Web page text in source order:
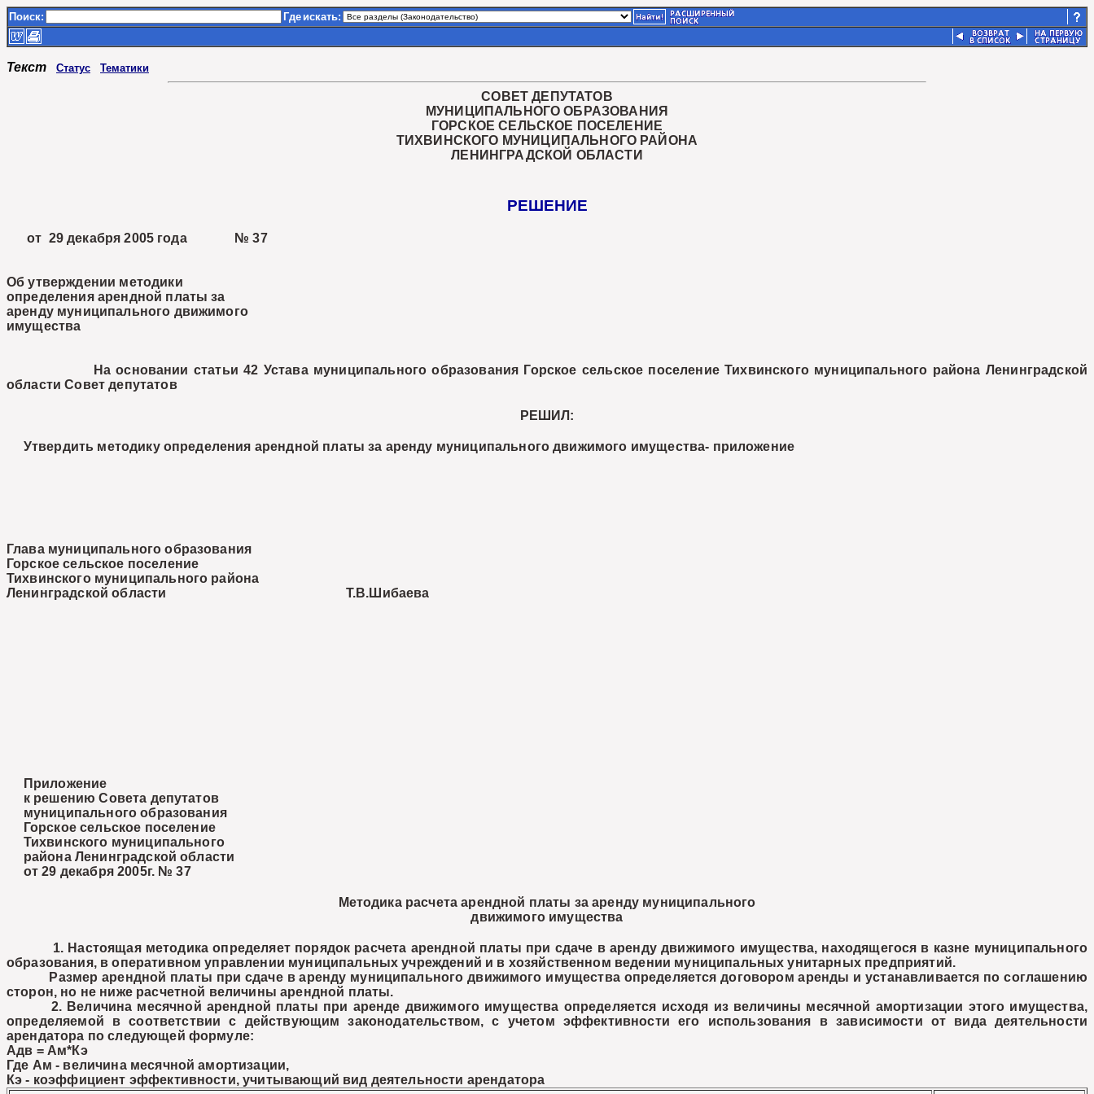
Поиск: Где искать:
Текст Статус Тематики
СОВЕТ ДЕПУТАТОВ
МУНИЦИПАЛЬНОГО ОБРАЗОВАНИЯ
ГОРСКОЕ СЕЛЬСКОЕ ПОСЕЛЕНИЕ
ТИХВИНСКОГО МУНИЦИПАЛЬНОГО РАЙОНА
ЛЕНИНГРАДСКОЙ ОБЛАСТИ
РЕШЕНИЕ
от 29 декабря 2005 года № 37
Об утверждении методики
определения арендной платы за
аренду муниципального движимого
имущества
На основании статьи 42 Устава муниципального образования Горское сельское поселение Тихвинского муниципального района Ленинградской
области Совет депутатов
РЕШИЛ:
Утвердить методику определения арендной платы за аренду муниципального движимого имущества- приложение
Глава муниципального образования
Горское сельское поселение
Тихвинского муниципального района
Ленинградской области Т.В.Шибаева
Приложение
к решению Совета депутатов
муниципального образования
Горское сельское поселение
Тихвинского муниципального
района Ленинградской области
от 29 декабря 2005г. № 37
Методика расчета арендной платы за аренду муниципального
движимого имущества
1. Настоящая методика определяет порядок расчета арендной платы при сдаче в аренду движимого имущества, находящегося в казне муниципального
образования, в оперативном управлении муниципальных учреждений и в хозяйственном ведении муниципальных унитарных предприятий.
Размер арендной платы при сдаче в аренду муниципального движимого имущества определяется договором аренды и устанавливается по соглашению
сторон, но не ниже расчетной величины арендной платы.
2. Величина месячной арендной платы при аренде движимого имущества определяется исходя из величины месячной амортизации этого имущества,
определяемой в соответствии с действующим законодательством, с учетом эффективности его использования в зависимости от вида деятельности
арендатора по следующей формуле:
Адв = Ам*Кэ
Где Ам - величина месячной амортизации,
Кэ - коэффициент эффективности, учитывающий вид деятельности арендатора